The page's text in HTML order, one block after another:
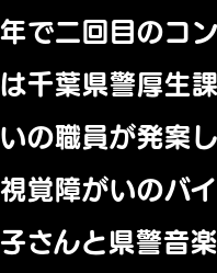
年で二回目のコ
は千葉県警厚生
いの職員が発案
視覚障がいのバ
子さんと県警音